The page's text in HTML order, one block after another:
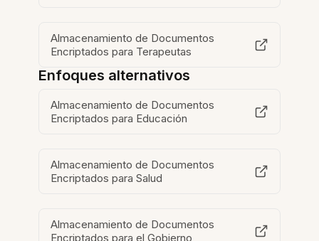
Almacenamiento de Documentos
Encriptados para Terapeutas
Enfoques alternativos
Almacenamiento de Documentos
Encriptados para Educación
Almacenamiento de Documentos
Encriptados para Salud
Almacenamiento de Documentos
Encriptados para el Gobierno